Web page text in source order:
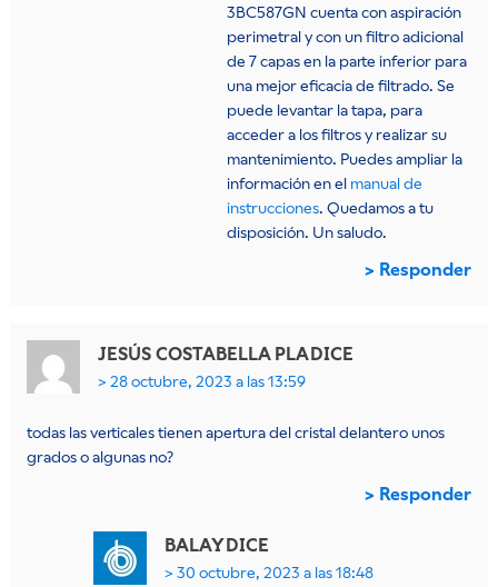
3BC587GN cuenta con aspiración
perimetral y con un filtro adicional
de 7 capas en la parte inferior para
una mejor eficacia de filtrado. Se
puede levantar la tapa, para
acceder a los filtros y realizar su
mantenimiento. Puedes ampliar la
información en el manual de
instrucciones. Quedamos a tu
disposición. Un saludo.
Responder
JESÚS COSTABELLA PLA DICE
28 octubre, 2023 a las 13:59
todas las verticales tienen apertura del cristal delantero unos
grados o algunas no?
Responder
BALAY DICE
30 octubre, 2023 a las 18:48